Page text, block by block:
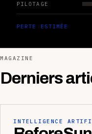
PILOTAGE
PERTE ESTIMÉE
MAGAZINE
Derniers
INTELLIGENCE